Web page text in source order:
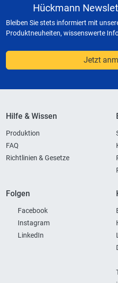
Hückmann
Bleiben Sie stets informiert mit
Produktneuheiten, wissenswerte
Jetzt
Hilfe & Wissen
Produktion
FAQ
Richtlinien & Gesetze
Folgen
Facebook
Instagram
LinkedIn